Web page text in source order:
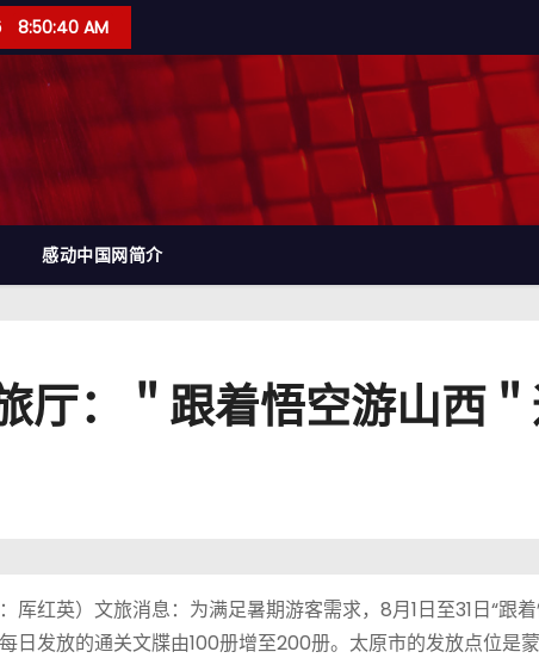
8:50:41 AM
感动中国网简介
厅：＂跟着悟空游山西
厍红英）文旅消息：为满足暑期游客需求，8月1日至31日“跟
日发放的通关文牒由100册增至200册。太原市的发放点位是